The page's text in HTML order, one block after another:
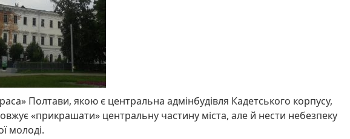
Полтави, якою є центральна адмінбудівля Кадетського корпусу,
«прикрашати» центральну частину міста, але й нести небезпеку
молоді.